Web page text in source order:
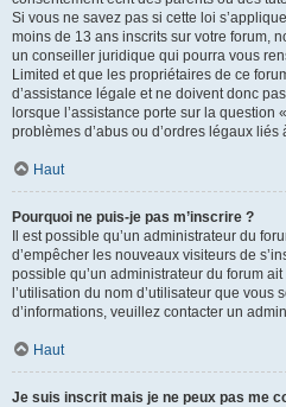
Si vous ne savez pas si cette loi
moins de 13 ans inscrits sur votre forum,
un conseiller juridique qui pourra vous
Limited et que les propriétaires de ce
d’assistance légale et ne doivent donc
lorsque l’assistance porte sur la question
problèmes d’abus ou d’ordres légaux liés
Haut
Pourquoi ne puis-je pas m’inscrire ?
Il est possible qu’un administrateur du
d’empêcher les nouveaux visiteurs de
possible qu’un administrateur du forum
l’utilisation du nom d’utilisateur que vous
d’informations, veuillez contacter un
Haut
Je suis inscrit mais je ne peux pas me